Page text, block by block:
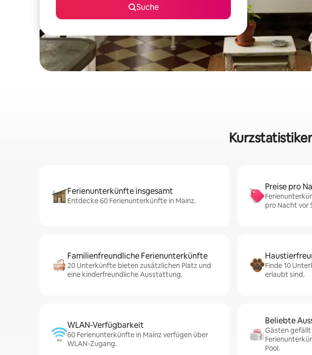
Suche
Ferienunterkünfte insgesamt
Entdecke 60 Ferienunterkünfte in Mainz.
Preise pro
pro Nacht vor
Familienfreundliche Ferienunterkünfte
20 Unterkünfte bieten zusätzlichen Platz und
eine kinderfreundliche Ausstattung.
Finde 10
erlaubt sind.
WLAN-Verfügbarkeit
60 Ferienunterkünfte in Mainz verfügen über
WLAN-Zugang.
Beliebte
Gästen
Pool.